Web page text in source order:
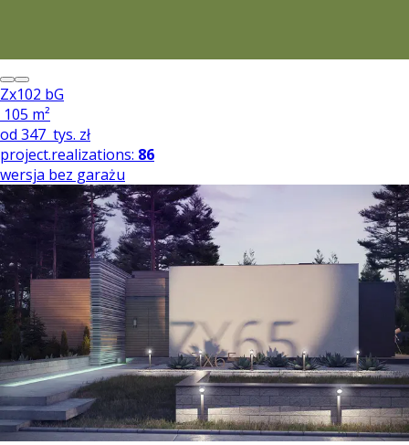
Zx102 bG
105 m²
od 347 tys. zł
project.realizations: 86
wersja bez garażu